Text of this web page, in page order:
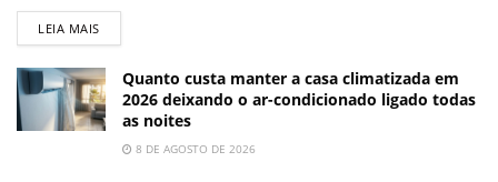
LEIA MAIS
Quanto custa manter a casa climatizada em
2026 deixando o ar-condicionado ligado todas
as noites
8 DE AGOSTO DE 2026